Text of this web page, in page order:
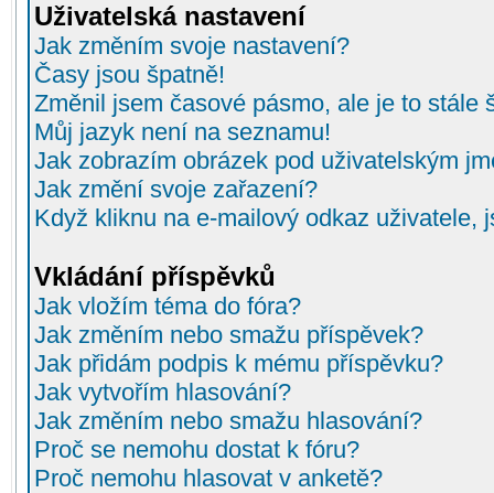
Uživatelská nastavení
Jak změním svoje nastavení?
Časy jsou špatně!
Změnil jsem časové pásmo, ale je to stále
Můj jazyk není na seznamu!
Jak zobrazím obrázek pod uživatelským
Jak změní svoje zařazení?
Když kliknu na e-mailový odkaz uživatele,
Vkládání příspěvků
Jak vložím téma do fóra?
Jak změním nebo smažu příspěvek?
Jak přidám podpis k mému příspěvku?
Jak vytvořím hlasování?
Jak změním nebo smažu hlasování?
Proč se nemohu dostat k fóru?
Proč nemohu hlasovat v anketě?